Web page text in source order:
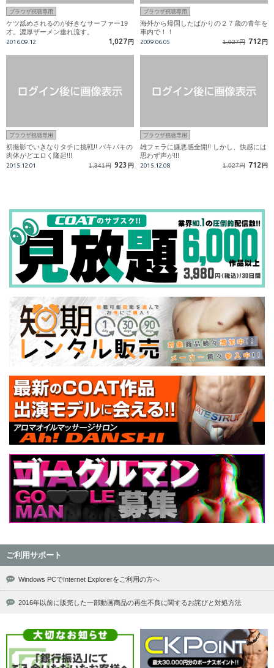
ブラウザ視聴専用
ケツ舐めされるのが好きなサーファー19
才。濃厚ザーメン垂れ流す。
2016.09.12 1,027 円
ブラウザ視聴専用
海外から帰国したばかりの２７歳の青年を
車内で！！
2009.06.05 1,027円 712 円
ブラウザ視聴専用
初撮影でいきなりタチに挑戦!! バキバキの
肉体がどエロく隆起!!!
2015.12.01 1,341円 923 円
ブラウザ視聴専用
雄フェラに嫌悪感全開!! しかし、快感には
思わず声が!!!
2015.12.08 1,027円 712 円
ご利用サポート
Windows PCでInternet Explorerをご利用の方へ
2016年以前に販売した一部動画商品の再生不良に関するお詫びと対処方法